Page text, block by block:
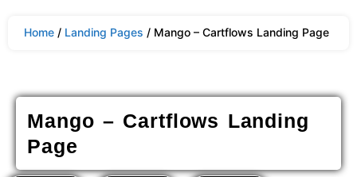
Home / Landing Pages / Mango – Cartflows Landing Page
Mango – Cartflows Landing
Page